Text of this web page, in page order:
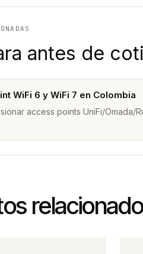
antes de
WiFi 6 y WiFi 7 en Colombia
access points UniFi/Omada/